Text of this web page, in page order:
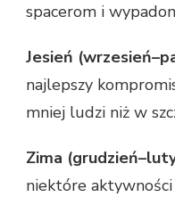
spacerom i
Jesień
najlepszy
mniej ludzi niż w
Zima
niektóre aktywności